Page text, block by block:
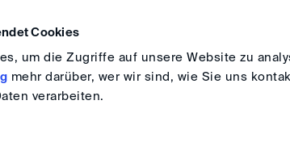
Cookies
um die Zugriffe auf unsere Website zu
mehr darüber, wer wir sind, wie Sie uns
verarbeiten.
ANFAHRT IMPRESSUM